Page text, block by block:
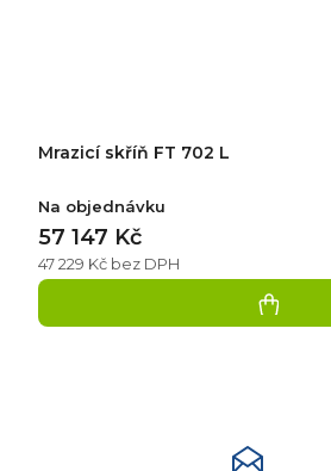
Mrazicí skříň FT 702 L
Na objednávku
47 229 Kč bez DPH
57 147 Kč